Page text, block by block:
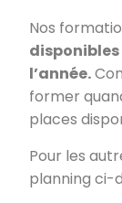
Nos
disponibles
l’année.
former
places
Pour les
planning ci-